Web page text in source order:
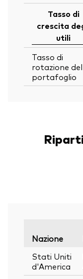
Tasso di
crescita
utili
Tasso di
rotazione del
portafoglio
Nazione
Stati Uniti
d'America